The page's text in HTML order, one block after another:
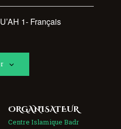
1- Français
ORGANISATEUR
Centre Islamique Badr